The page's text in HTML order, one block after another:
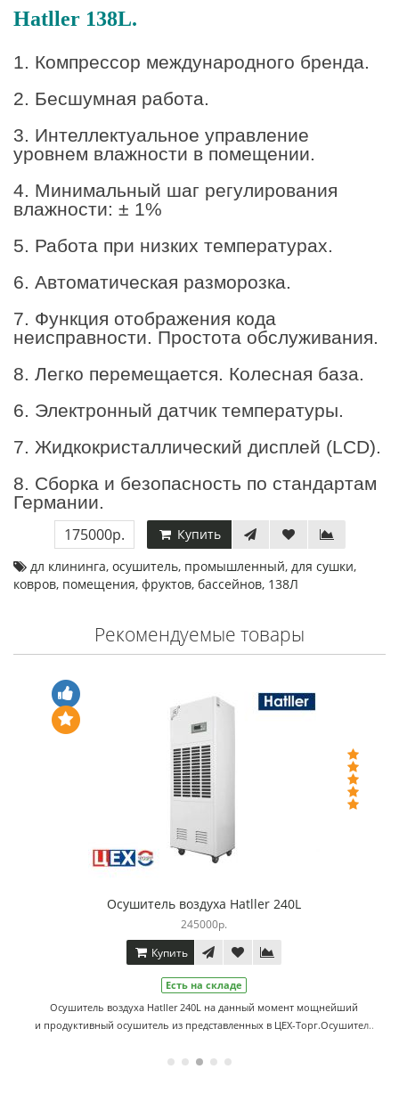
Hatller 138L.
1. Компрессор международного бренда.
2. Бесшумная работа.
3. Интеллектуальное управление
уровнем влажности в помещении.
4. Минимальный шаг регулирования
влажности: ± 1%
5. Работа при низких температурах.
6. Автоматическая разморозка.
7. Функция отображения кода
неисправности. Простота обслуживания.
8. Легко перемещается. Колесная база.
6. Электронный датчик температуры.
7. Жидкокристаллический дисплей (LCD).
8. Сборка и безопасность по стандартам
Германии.
175000р.
Купить
дл клининга, осушитель, промышленный, для сушки,
ковров, помещения, фруктов, бассейнов, 138Л
Рекомендуемые товары
Осушитель воздуха Hatller 240L
245000р.
Купить
Есть на складе
Осушитель воздуха Hatller 240L на данный момент мощнейший
и продуктивный осушитель из представленных в ЦЕХ-Торг.Осушител..